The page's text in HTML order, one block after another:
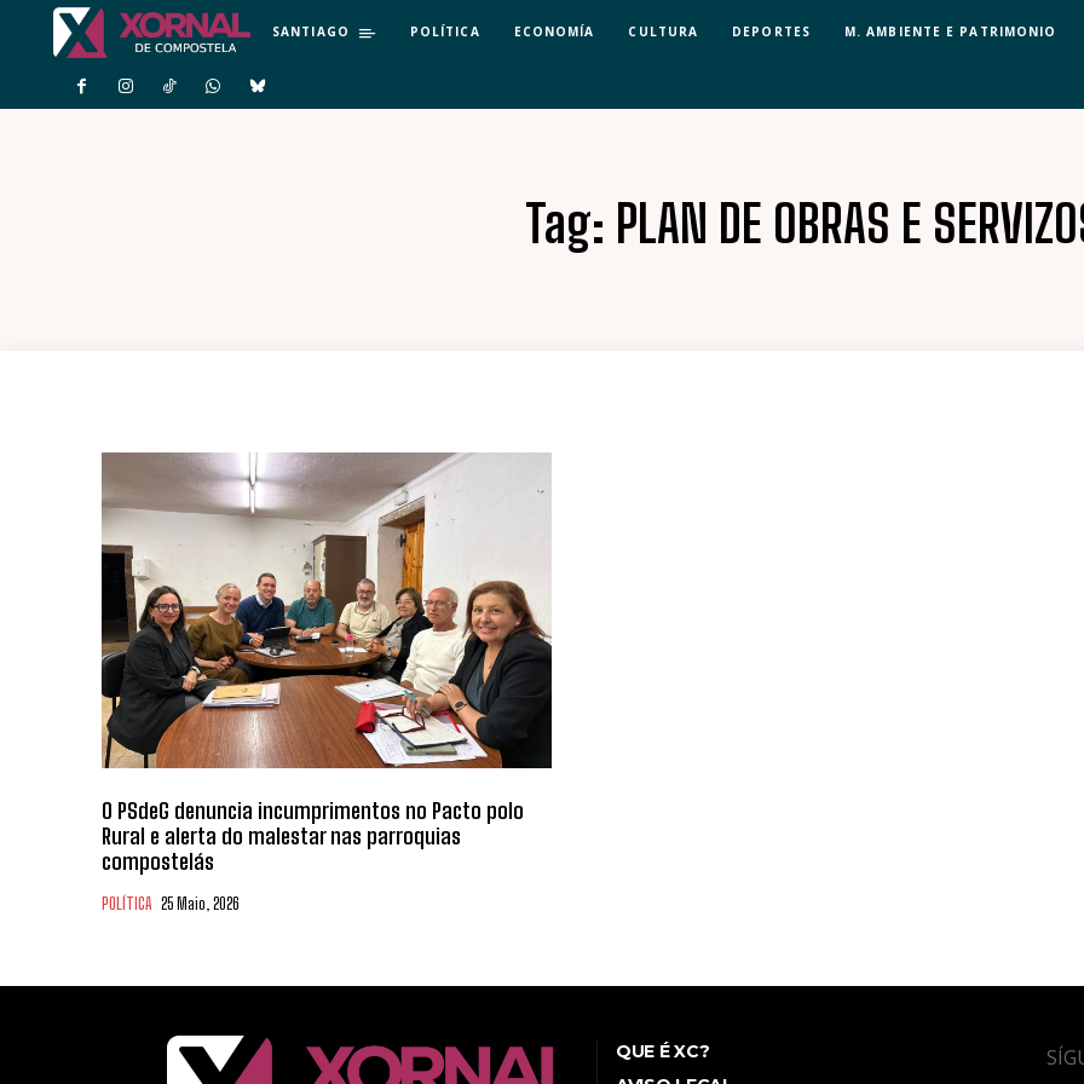
SANTIAGO POLÍTICA ECONOMÍA CULTURA DEPORTES M. AMBIENTE E PATRIMONIO
Tag: PLAN DE OBRAS E
O PSdeG denuncia incumprimentos no Pacto polo
Rural e alerta do malestar nas parroquias
compostelás
POLÍTICA 25 Maio, 2026
QUE É XC?